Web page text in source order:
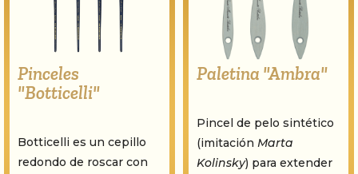
Pinceles
"Botticelli"
Botticelli es un cepillo
redondo de roscar con
Paletina "Ambra"
Pincel de pelo sintético
(imitación Marta
Kolinsky) para extender